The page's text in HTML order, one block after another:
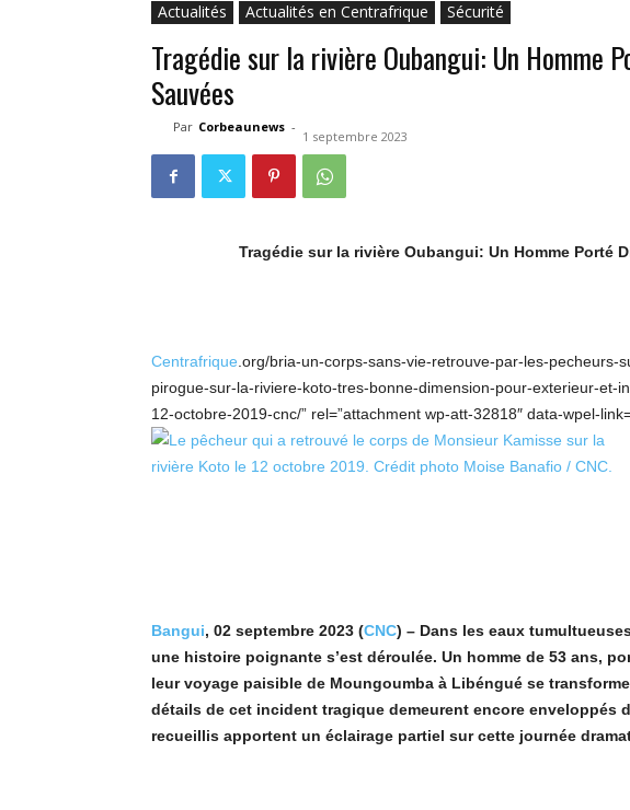
Actualités Actualités en Centrafrique Sécurité
Tragédie sur la rivière Oubangui: Un Homme
Sauvées
Par Corbeaunews -
1 septembre 2023
Tragédie sur la rivière Oubangui: Un Homme Porté
Centrafrique .org/bria-un-corps-sans-vie-retrouve-par-les-pecheurs-
pirogue-sur-la-riviere-koto-tres-bonne-dimension-pour-exterieur-et-
12-octobre-2019-cnc/” rel=”attachment wp-att-32818″ data-wpel-
Bangui, 02 septembre 2023 (CNC) – Dans les eaux
une histoire poignante s’est déroulée. Un homme de 53 ans,
leur voyage paisible de Moungoumba à Libéngué se
détails de cet incident tragique demeurent encore enveloppés
recueillis apportent un éclairage partiel sur cette journée